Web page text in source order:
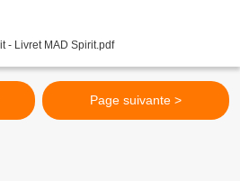
- Livret MAD Spirit.pdf
Page suivante >